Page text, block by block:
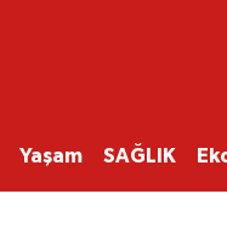
Yaşam SAĞLIK